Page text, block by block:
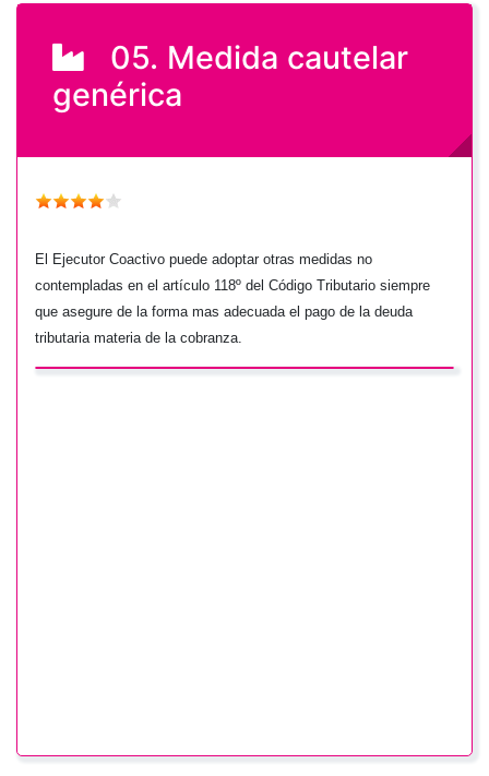
05. Medida cautelar
genérica
El Ejecutor Coactivo puede adoptar otras medidas no
contempladas en el artículo 118º del Código Tributario siempre
que asegure de la forma mas adecuada el pago de la deuda
tributaria materia de la cobranza.